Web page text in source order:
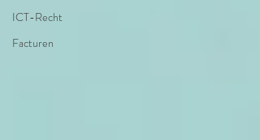
ICT-Recht
Facturen